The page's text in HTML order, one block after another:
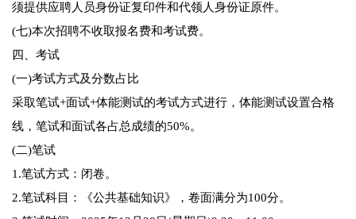
须提供应聘人员身份证复印件和代领人身份证原件。
(七)本次招聘不收取报名费和考试费。
四、考试
(一)考试方式及分数占比
采取笔试+面试+体能测试的考试方式进行，体能测试设置合格
线，笔试和面试各占总成绩的50%。
(二)笔试
1.笔试方式：闭卷。
2.笔试科目：《公共基础知识》，卷面满分为100分。